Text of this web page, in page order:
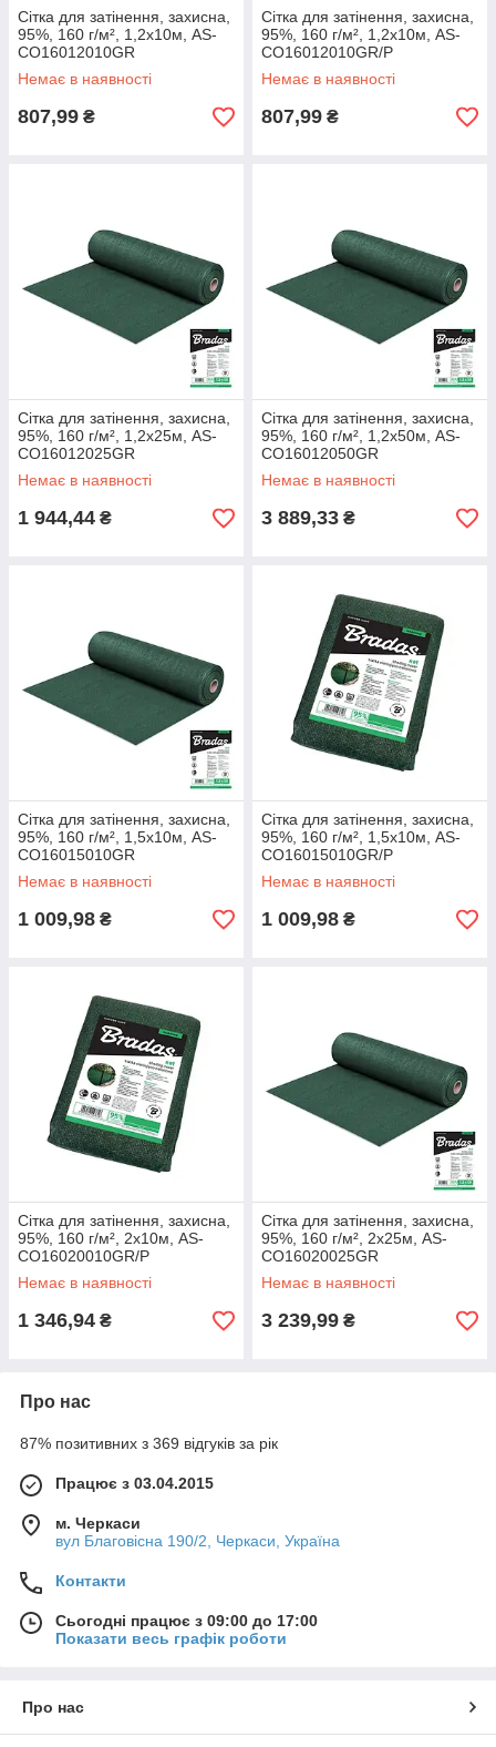
Сітка для затінення, захисна,
95%, 160 г/м², 1,2х10м, AS-
CO16012010GR
Немає в наявності
807,99 ₴
Сітка для затінення, захисна,
95%, 160 г/м², 1,2х10м, AS-
CO16012010GR/P
Немає в наявності
807,99 ₴
Сітка для затінення, захисна,
95%, 160 г/м², 1,2х25м, AS-
CO16012025GR
Немає в наявності
1 944,44 ₴
Сітка для затінення, захисна,
95%, 160 г/м², 1,2х50м, AS-
CO16012050GR
Немає в наявності
3 889,33 ₴
Сітка для затінення, захисна,
95%, 160 г/м², 1,5х10м, AS-
CO16015010GR
Немає в наявності
1 009,98 ₴
Сітка для затінення, захисна,
95%, 160 г/м², 1,5х10м, AS-
CO16015010GR/P
Немає в наявності
1 009,98 ₴
Сітка для затінення, захисна,
95%, 160 г/м², 2х10м, AS-
CO16020010GR/P
Немає в наявності
1 346,94 ₴
Сітка для затінення, захисна,
95%, 160 г/м², 2х25м, AS-
CO16020025GR
Немає в наявності
3 239,99 ₴
Про нас
87% позитивних з 369 відгуків за рік
Працює з 03.04.2015
м. Черкаси
вул Благовісна 190/2, Черкаси, Україна
Контакти
Сьогодні працює з 09:00 до 17:00
Показати весь графік роботи
Про нас